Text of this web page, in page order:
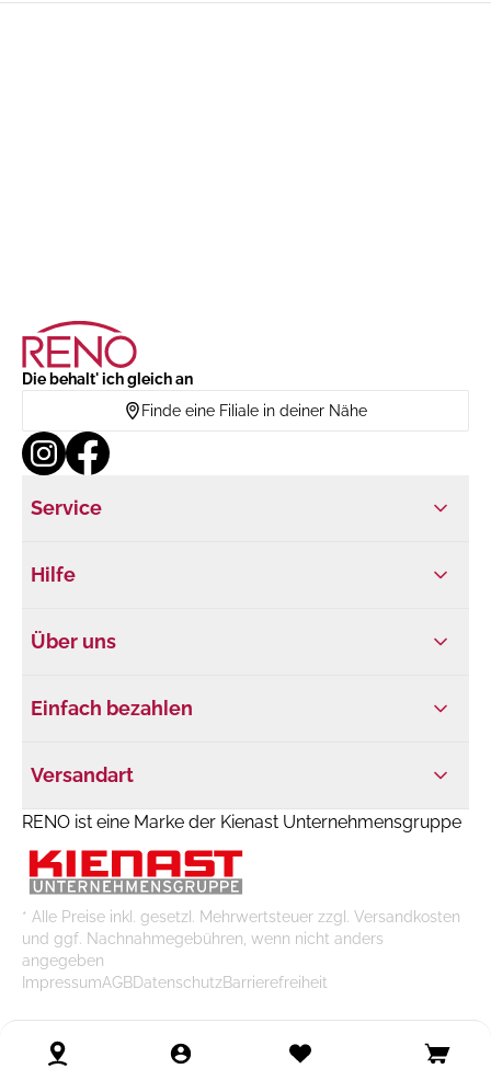
Die behalt' ich gleich an
Finde eine Filiale in deiner Nähe
Service
Hilfe
Über uns
Einfach bezahlen
Versandart
RENO ist eine Marke der Kienast Unternehmensgruppe
* Alle Preise inkl. gesetzl. Mehrwertsteuer zzgl. Versandkosten
und ggf. Nachnahmegebühren, wenn nicht anders
angegeben
ImpressumAGBDatenschutzBarrierefreiheit